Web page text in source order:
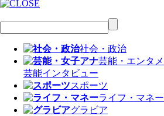
社会・政治
芸能・エンタメ
芸能インタビュー
スポーツ
ライフ・マネー
グラビア